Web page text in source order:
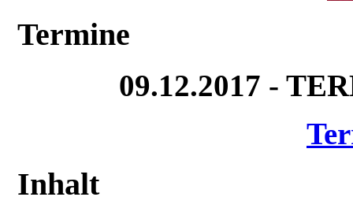
Termine
09.12.2017 -
Inhalt